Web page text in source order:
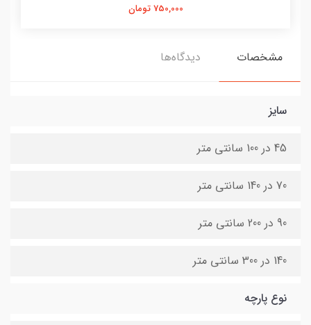
750,000 تومان
مشخصات دیدگاه‌ها
سایز
45 در 100 سانتی متر
70 در 140 سانتی متر
90 در 200 سانتی متر
140 در 300 سانتی متر
نوع پارچه